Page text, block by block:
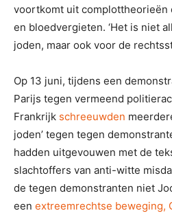
voortkomt uit complottheorieën
en bloedvergieten. ‘Het is niet
joden, maar ook voor de
Op 13 juni, tijdens een
Parijs tegen vermeend
Frankrijk schreeuwden
joden’ tegen tegen
hadden uitgevouwen met de
slachtoffers van anti-witte
de tegen demonstranten niet
een extreemrechtse beweging,